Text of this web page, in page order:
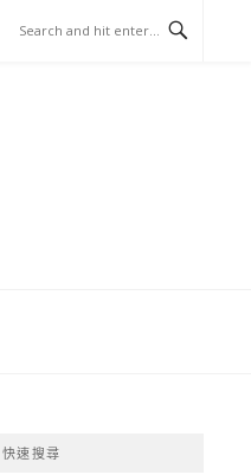
速搜尋